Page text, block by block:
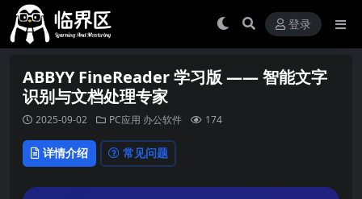
登录
ABBYY FineReader 学习版 —— 智能文字
识别与文档处理专家
2025-09-02 PC应用 办公软件 174
详情介绍 常见问题